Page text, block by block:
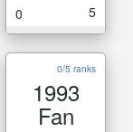
0 5
0/5 ranks
1993
Fan